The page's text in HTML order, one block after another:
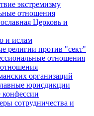
экстремизму
отношения
Церковь и
и ислам
религии против "сект"
отношения
организаций
юрисдикции
сотрудничества и